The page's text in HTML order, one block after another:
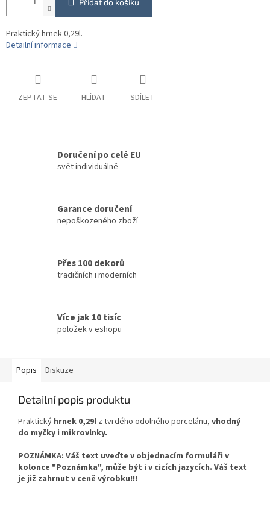
Přidat do košíku
Praktický hrnek 0,29l.
Detailní informace
ZEPTAT SE HLÍDAT SDÍLET
Doručení po celé EU
svět individuálně
Garance doručení
nepoškozeného zboží
Přes 100 dekorů
tradičních i moderních
Více jak 10 tisíc
položek v eshopu
Popis Diskuze
Detailní popis produktu
Praktický hrnek 0,29l z tvrdého odolného porcelánu, vhodný
do myčky i mikrovlnky.
POZNÁMKA: Váš text uveďte v objednacím formuláři v
kolonce "Poznámka", může být i v cizích jazycích. Váš text
je již zahrnut v ceně výrobku!!!